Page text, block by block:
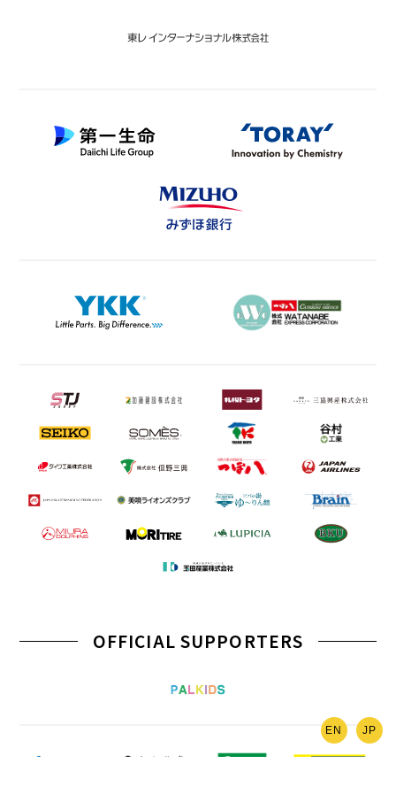
EN JP
OFFICIAL SUPPORTERS